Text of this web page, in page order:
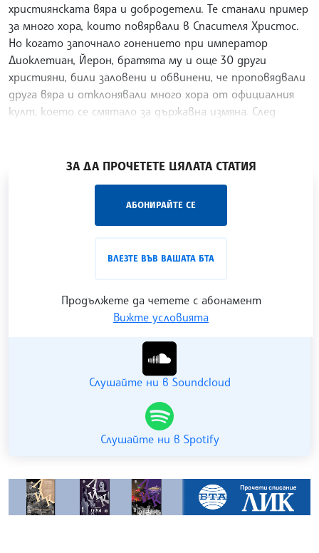
християнската вяра и добродетели. Те станали пример
за много хора, които повярвали в Спасителя Христос.
Но когато започнало гонението при император
Диоклетиан, Йерон, братята му и още 30 други
християни, били заловени и обвинени, че проповядвали
друга вяра и отклонявали много хора от официалния
култ, което се смятало за държавна измяна. След
ЗА ДА ПРОЧЕТЕТЕ ЦЯЛАТА СТАТИЯ
АБОНИРАЙТЕ СЕ
ВЛЕЗТЕ ВЪВ ВАШАТА БТА
Продължете да четете с абонамент
Вижте условията
„Час ЛИК“ на БТА е мястото за срещи отблизо с
Гледайте ни в YouTube
Слушайте ни в Soundcloud
Слушайте ни в Spotify